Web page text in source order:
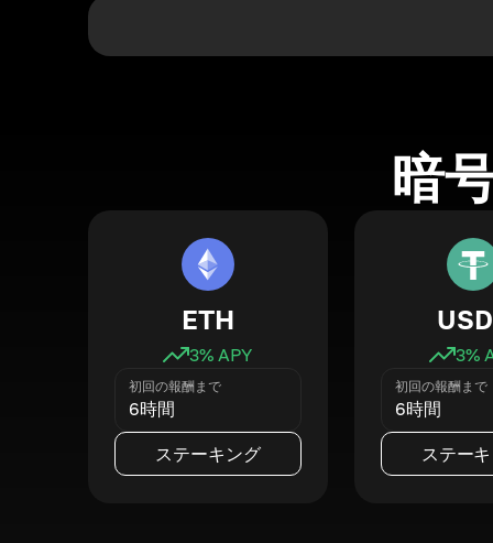
暗
ETH
3% APY
初回の報酬まで
6時間
ステーキング
3%
初回の報酬まで
6時間
ステー